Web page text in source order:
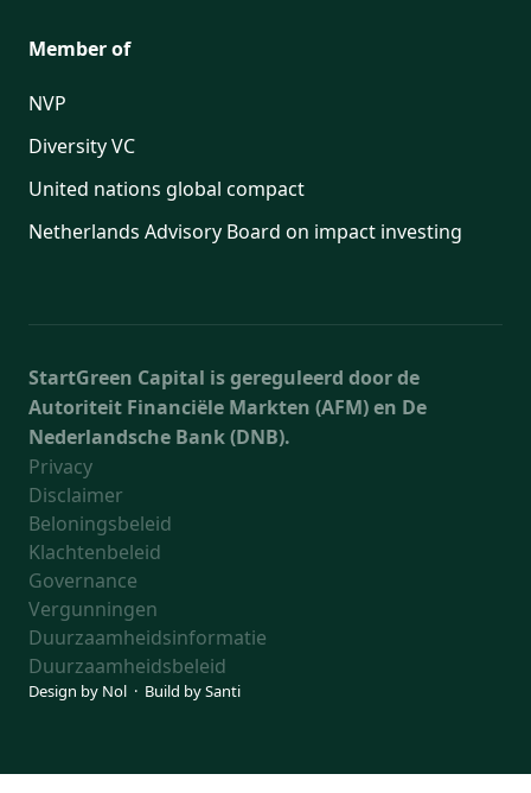
Member of
NVP
Diversity VC
United nations global compact
Netherlands Advisory Board on impact investing
StartGreen Capital is gereguleerd door de
Autoriteit Financiële Markten (AFM) en De
Nederlandsche Bank (DNB).
Privacy
Disclaimer
Beloningsbeleid
Klachtenbeleid
Governance
Vergunningen
Duurzaamheidsinformatie
Duurzaamheidsbeleid
Design by Nol · Build bySanti